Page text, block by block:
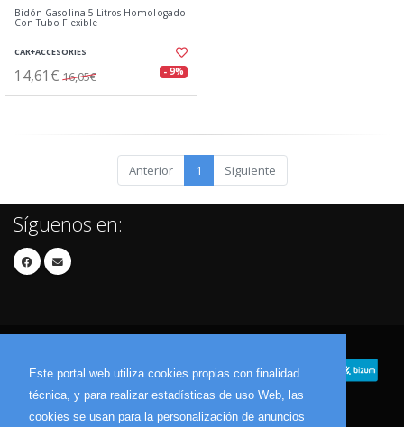
Este portal web utiliza cookies propias con finalidad
técnica, y para realizar estadísticas de uso Web, las
cookies se usan para la personalización de anuncios
Bidón Gasolina 5 Litros Homologado
Con Tubo Flexible
CAR+ACCESORIES
14,61€ 16,05€ - 9%
Anterior 1 Siguiente
Síguenos en: